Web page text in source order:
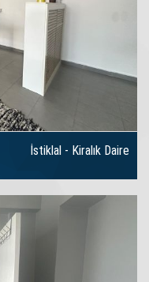
İstiklal - Kiralık Daire